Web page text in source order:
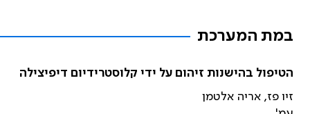
במת המערכת
הטיפול בהישנות זיהום על ידי קלוסטרידיום דיפיצילה
זיו פז, אריה אלטמן